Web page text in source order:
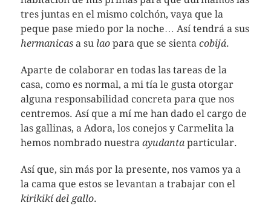
tres juntas en el mismo colchón, vaya que la
peque pase miedo por la noche… Así tendrá a sus
hermanicasa sulaopara que se sienta cobijá.
Aparte de colaborar en todas las tareas de la
casa, como es normal, a mi tía le gusta otorgar
alguna responsabilidad concreta para que nos
centremos. Así que a mí me han dado el cargo de
las gallinas, a Adora, los conejos y Carmelita la
hemos nombrado nuestra ayudantaparticular.
Así que, sin más por la presente, nos vamos ya a
la cama que estos se levantan a trabajar con el
kirikikí del gallo.